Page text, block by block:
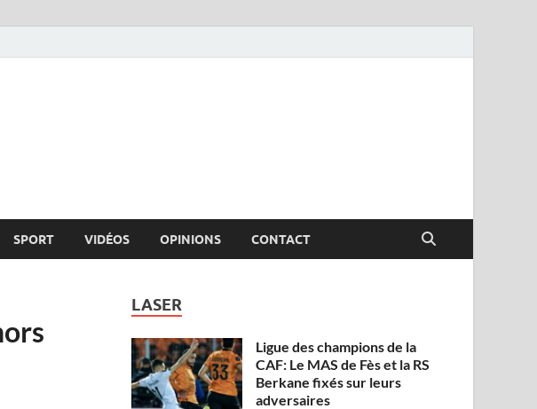
SPORT VIDÉOS OPINIONS CONTACT
LASER
Ligue des champions de la
CAF: Le MAS de Fès et la RS
Berkane fixés sur leurs
adversaires